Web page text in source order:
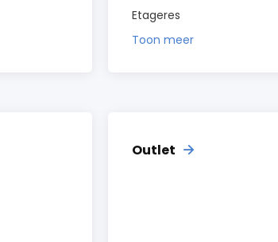
Etageres
Toon meer
Outlet